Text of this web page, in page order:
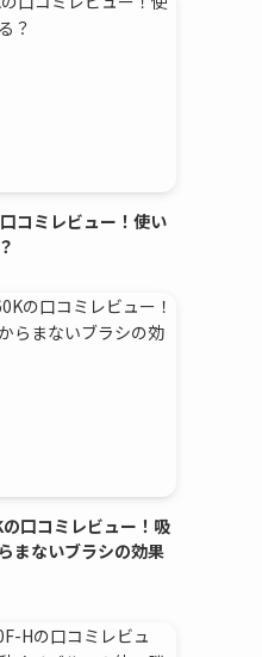
コミレビュー！使い
口コミレビュー！吸
まないブラシの効果